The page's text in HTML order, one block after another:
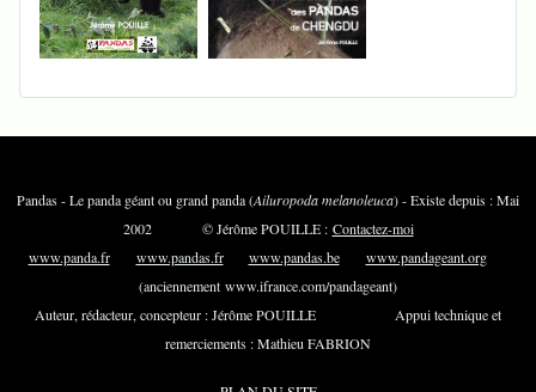
Pandas - Le panda géant ou grand panda (Ailuropoda melanoleuca) - Existe depuis : Mai
2002 © Jérôme POUILLE : Contactez-moi
www.panda.fr
www.pandas.fr www.pandas.be
www.pandageant.org
(anciennement www.ifrance.com/pandageant)
Auteur, rédacteur, concepteur : Jérôme POUILLE Appui technique et
remerciements : Mathieu FABRION